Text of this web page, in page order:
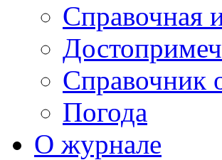
Справочная
Справочник
Погода
О журнале